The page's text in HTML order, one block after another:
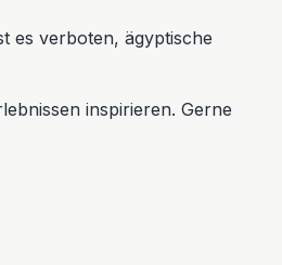
es verboten, ägyptische
inspirieren. Gerne